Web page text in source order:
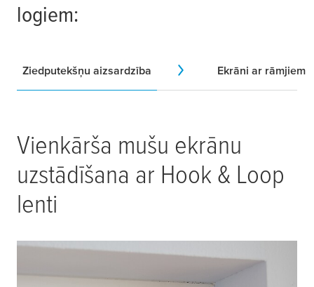
logiem:
Ziedputekšņu aizsardzība Ekrāni ar rāmjiem
Vienkārša mušu ekrānu
uzstādīšana ar Hook & Loop
lenti